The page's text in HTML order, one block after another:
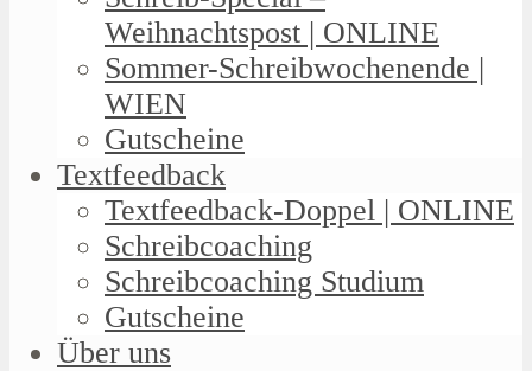
Weihnachtspost | ONLINE
Sommer-Schreibwochenende |
WIEN
Gutscheine
Textfeedback
Textfeedback-Doppel | ONLINE
Schreibcoaching
Schreibcoaching Studium
Gutscheine
Über uns